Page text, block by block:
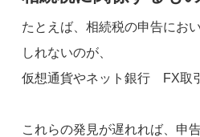
たとえば、相続税の申告にお
しれないのが、
仮想通貨やネット銀行 FX取
これらの発見が遅れれば、申